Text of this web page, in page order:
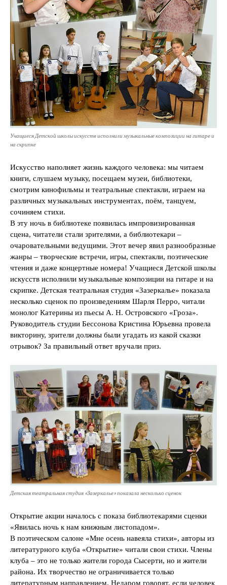
Учащиеся Детской школы искусств исполнили музыкальные композиции на гитаре и
на скрипке
Искусство наполняет жизнь каждого человека: мы читаем
книги, слушаем музыку, посещаем музеи, библиотеки,
смотрим кинофильмы и театральные спектакли, играем на
различных музыкальных инструментах, поём, танцуем,
сочиняем стихи.
В эту ночь в библиотеке появилась импровизированная
сцена, читатели стали зрителями, а библиотекари –
очаровательными ведущими. Этот вечер явил разнообразные
жанры – творческие встречи, игры, спектакли, поэтические
чтения и даже концертные номера! Учащиеся Детской школы
искусств исполнили музыкальные композиции на гитаре и на
скрипке. Детская театральная студия «Зазеркалье» показала
несколько сценок по произведениям Шарля Перро, читали
монолог Катерины из пьесы А. Н. Островского «Гроза».
Руководитель студии Бессонова Кристина Юрьевна провела
викторину, зрители должны были угадать из какой сказки
отрывок? За правильный ответ вручали приз.
Детская театральная студия «Зазеркалье» показала несколько сценок
Открытие акции началось с показа библиотекарями сценки
«Явилась ночь к нам книжным листопадом».
В поэтическом салоне «Мне осень навеяла стихи», авторы из
литературного клуба «Открытие» читали свои стихи. Члены
клуба – это не только жители города Сысерти, но и жители
района. Их творчество не ограничивается только
литературным направлением. Недаром говорят, если человек